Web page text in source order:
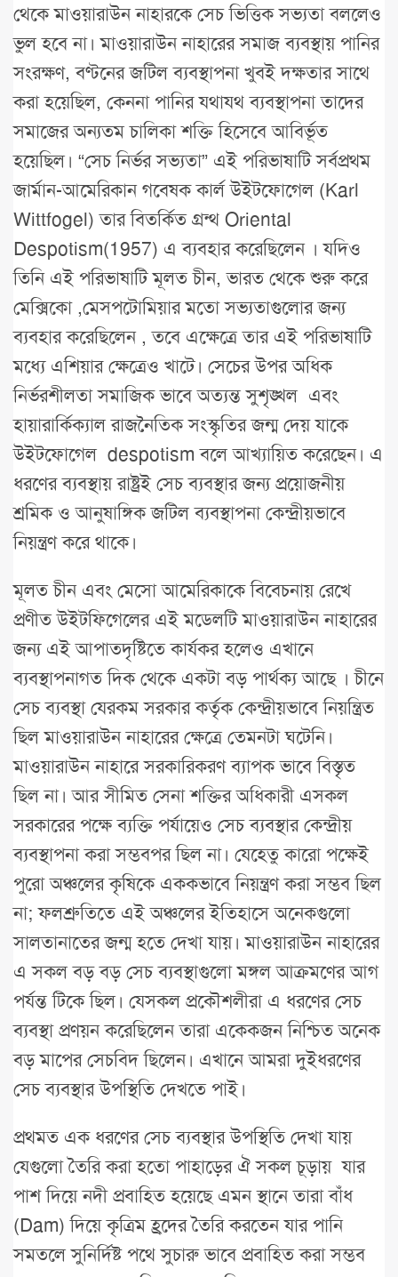
থেকে মাওয়ারাউন নাহারকে সেচ ভিত্তিক সভ্যতা বললেও
ভুল হবে না। মাওয়ারাউন নাহারের সমাজ ব্যবস্থায় পানির
সংরক্ষণ, বণ্টনের জটিল ব্যবস্থাপনা খুবই দক্ষতার সাথে
করা হয়েছিল, কেননা পানির যথাযথ ব্যবস্থাপনা তাদের
সমাজের অন্যতম চালিকা শক্তি হিসেবে আবির্ভূত
হয়েছিল। “সেচ নির্ভর সভ্যতা” এই পরিভাষাটি সর্বপ্রথম
জার্মান-আমেরিকান গবেষক কার্ল উইটফোগেল (Karl
Wittfogel) তার বিতর্কিত গ্রন্থ Oriental
Despotism(1957) এ ব্যবহার করেছিলেন । যদিও
তিনি এই পরিভাষাটি মূলত চীন, ভারত থেকে শুরু করে
মেক্সিকো ,মেসপটোমিয়ার মতো সভ্যতাগুলোর জন্য
ব্যবহার করেছিলেন , তবে এক্ষেত্রে তার এই পরিভাষাটি
মধ্যে এশিয়ার ক্ষেত্রেও খাটে। সেচের উপর অধিক
নির্ভরশীলতা সমাজিক ভাবে অত্যন্ত সুশৃঙ্খল এবং
হায়ারার্কিক্যাল রাজনৈতিক সংস্কৃতির জন্ম দেয় যাকে
উইটফোগেল despotism বলে আখ্যায়িত করেছেন। এ
ধরণের ব্যবস্থায় রাষ্ট্রই সেচ ব্যবস্থার জন্য প্রয়োজনীয়
শ্রমিক ও আনুষাঙ্গিক জটিল ব্যবস্থাপনা কেন্দ্রীয়ভাবে
নিয়ন্ত্রণ করে থাকে।
মূলত চীন এবং মেসো আমেরিকাকে বিবেচনায় রেখে
প্রণীত উইটফিগেলের এই মডেলটি মাওয়ারাউন নাহারের
জন্য এই আপাতদৃষ্টিতে কার্যকর হলেও এখানে
ব্যবস্থাপনাগত দিক থেকে একটা বড় পার্থক্য আছে । চীনে
সেচ ব্যবস্থা যেরকম সরকার কর্তৃক কেন্দ্রীয়ভাবে নিয়ন্ত্রিত
ছিল মাওয়ারাউন নাহারের ক্ষেত্রে তেমনটা ঘটেনি।
মাওয়ারাউন নাহারে সরকারিকরণ ব্যাপক ভাবে বিস্তৃত
ছিল না। আর সীমিত সেনা শক্তির অধিকারী এসকল
সরকারের পক্ষে ব্যক্তি পর্যায়েও সেচ ব্যবস্থার কেন্দ্রীয়
ব্যবস্থাপনা করা সম্ভবপর ছিল না। যেহেতু কারো পক্ষেই
পুরো অঞ্চলের কৃষিকে এককভাবে নিয়ন্ত্রণ করা সম্ভব ছিল
না; ফলশ্রুতিতে এই অঞ্চলের ইতিহাসে অনেকগুলো
সালতানাতের জন্ম হতে দেখা যায়। মাওয়ারাউন নাহারের
এ সকল বড় বড় সেচ ব্যবস্থাগুলো মঙ্গল আক্রমণের আগ
পর্যন্ত টিকে ছিল। যেসকল প্রকৌশলীরা এ ধরণের সেচ
ব্যবস্থা প্রণয়ন করেছিলেন তারা একেকজন নিশ্চিত অনেক
বড় মাপের সেচবিদ ছিলেন। এখানে আমরা দুইধরণের
সেচ ব্যবস্থার উপস্থিতি দেখতে পাই।
প্রথমত এক ধরণের সেচ ব্যবস্থার উপস্থিতি দেখা যায়
যেগুলো তৈরি করা হতো পাহাড়ের ঐ সকল চূড়ায় যার
পাশ দিয়ে নদী প্রবাহিত হয়েছে এমন স্থানে তারা বাঁধ
(Dam) দিয়ে কৃত্রিম হ্রদের তৈরি করতেন যার পানি
সমতলে সুনির্দিষ্ট পথে সুচারু ভাবে প্রবাহিত করা সম্ভব